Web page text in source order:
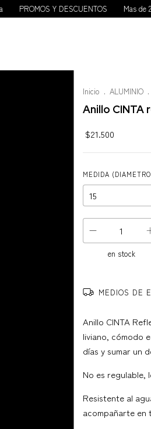
Y DESCUENTOS Mas de 20
Inicio . ALUMINIO .
Anillo CINTA
$21.500
MEDIDA
en stock
MEDIOS DE
Anillo CINTA
liviano, cómodo
días y sumar un
No es regulable,
Resistente al
acompañarte en